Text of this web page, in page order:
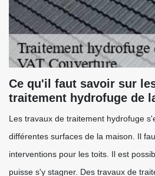
Ce qu'il faut savoir sur
traitement hydrofuge de
Les travaux de traitement hydrofuge
différentes surfaces de la maison. Il
interventions pour les toits. Il est
puisse s'y stagner. Des travaux de